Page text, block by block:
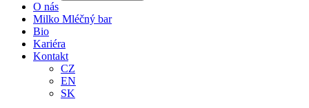
O nás
Milko Mléčný bar
Bio
Kariéra
Kontakt
CZ
EN
SK